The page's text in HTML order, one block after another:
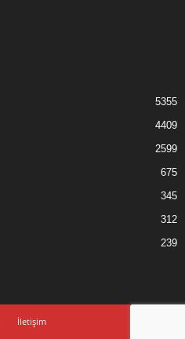
5355
4409
2599
675
345
312
239
İletişim